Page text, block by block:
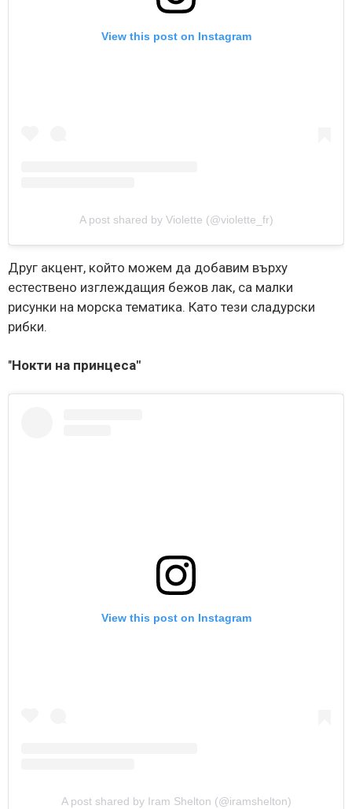
View this post on Instagram
A post shared by Violette (@violette_fr)
Друг акцент, който можем да добавим върху
естествено изглеждащия бежов лак, са малки
рисунки на морска тематика. Като тези сладурски
рибки.
"Нокти на принцеса"
View this post on Instagram
A post shared by Iram Shelton (@iramshelton)